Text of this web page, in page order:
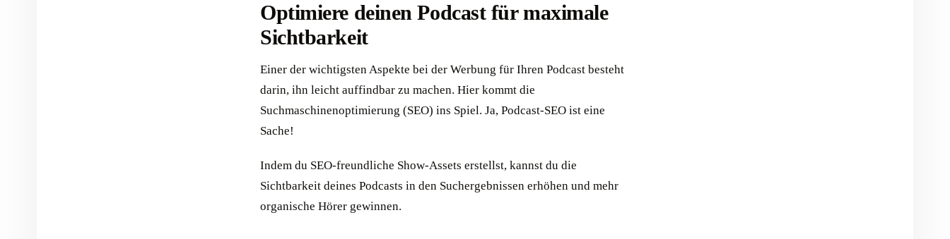
Optimiere deinen Podcast für maximale
Sichtbarkeit
Einer der wichtigsten Aspekte bei der Werbung für Ihren Podcast besteht
darin, ihn leicht auffindbar zu machen. Hier kommt die
Suchmaschinenoptimierung (SEO) ins Spiel. Ja, Podcast-SEO ist eine
Sache!
Indem du SEO-freundliche Show-Assets erstellst, kannst du die
Sichtbarkeit deines Podcasts in den Suchergebnissen erhöhen und mehr
organische Hörer gewinnen.